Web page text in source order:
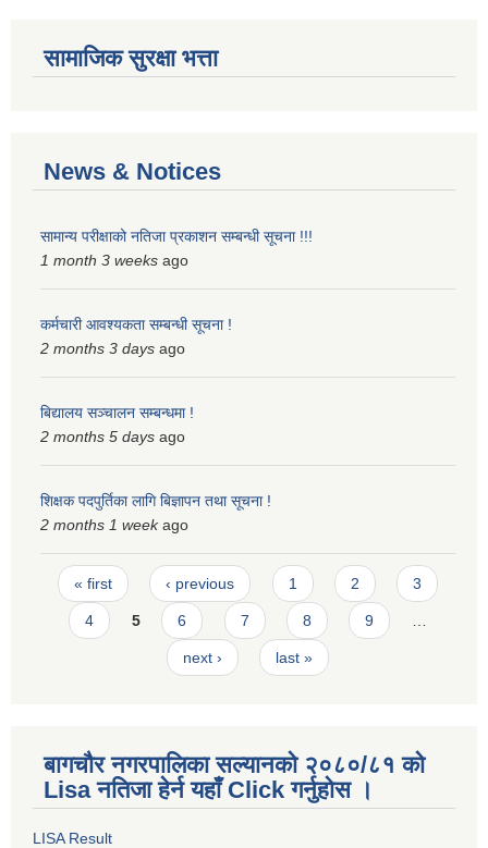
सामाजिक सुरक्षा भत्ता
News & Notices
सामान्य परीक्षाको नतिजा प्रकाशन सम्बन्धी सूचना !!!
1 month 3 weeks ago
कर्मचारी आवश्यकता सम्बन्धी सूचना !
2 months 3 days ago
बिद्यालय सञ्चालन सम्बन्धमा !
2 months 5 days ago
शिक्षक पदपुर्तिका लागि बिज्ञापन तथा सूचना !
2 months 1 weekago
Pages
« first ‹ previous 1 2 3
4 5 6 7 8 9 …
next › last »
बागचौर नगरपालिका सल्यानको २०८०/८१ को
Lisa नतिजा हेर्न यहाँ Click गर्नुहोस ।
LISA Result